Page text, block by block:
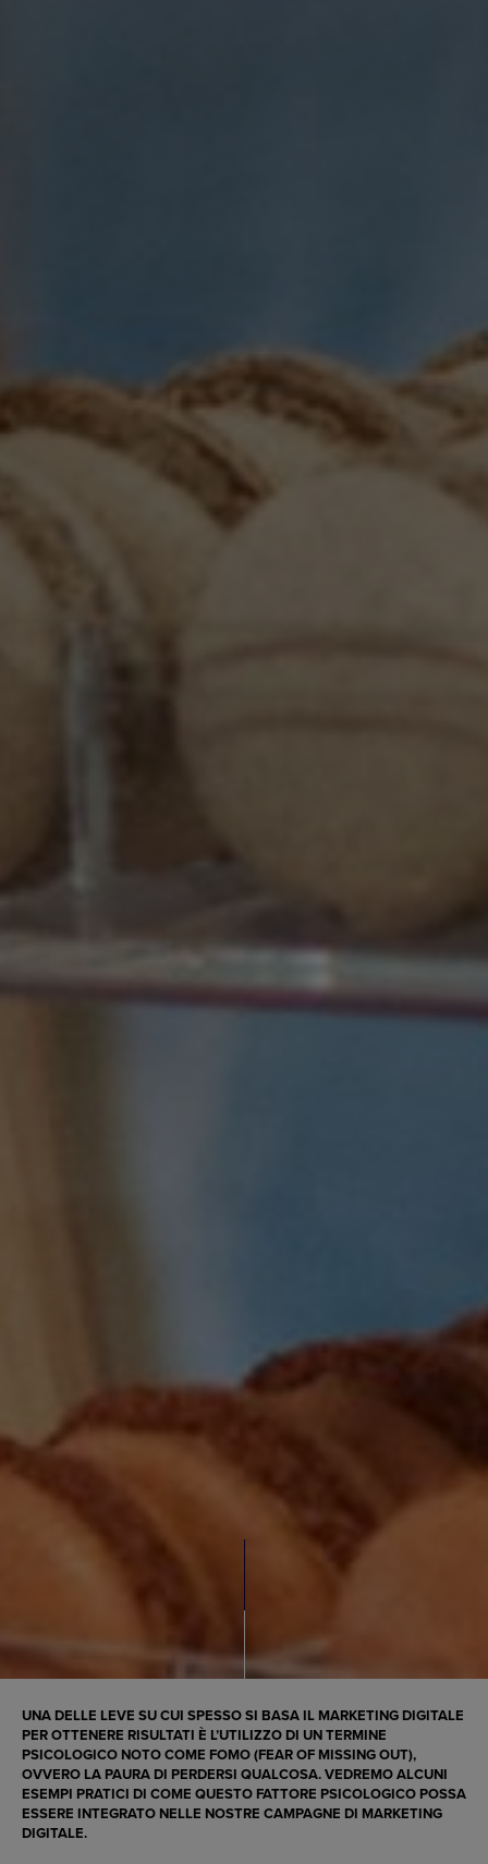
UNA DELLE LEVE SU CUI SPESSO SI BASA IL MARKETING DIGITALE
PER OTTENERE RISULTATI È L’UTILIZZO DI UN TERMINE
PSICOLOGICO NOTO COME FOMO (FEAR OF MISSING OUT),
OVVERO LA PAURA DI PERDERSI QUALCOSA. VEDREMO ALCUNI
ESEMPI PRATICI DI COME QUESTO FATTORE PSICOLOGICO POSSA
ESSERE INTEGRATO NELLE NOSTRE CAMPAGNE DI MARKETING
DIGITALE.